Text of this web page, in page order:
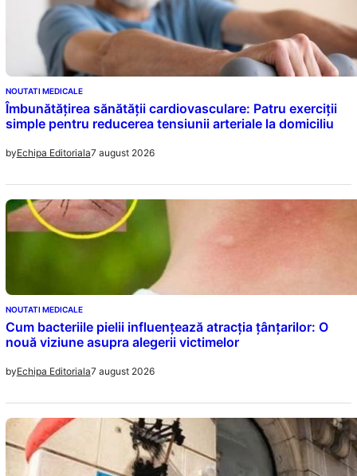
NOUTATI MEDICALE
Îmbunătățirea sănătății cardiovasculare: Patru exerciții
simple pentru reducerea tensiunii arteriale la domiciliu
byEchipa Editoriala7 august 2026
NOUTATI MEDICALE
Cum bacteriile pielii influențează atracția țânțarilor: O
nouă viziune asupra alegerii victimelor
byEchipa Editoriala7 august 2026